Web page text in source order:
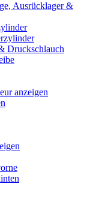
Ausrücklager &
Druckschlauch
anzeigen